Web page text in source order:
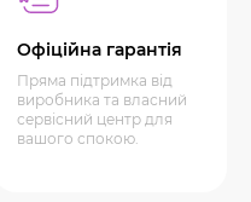
Офіційна гарантія
Пряма підтримка від
виробника та власний
сервісний центр для
вашого спокою.